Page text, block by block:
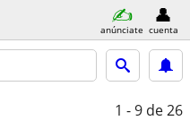
anúnciate cuenta
1 - 9 de 26